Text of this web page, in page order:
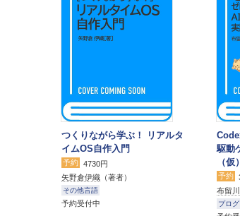
つくりながら学ぶ！ リアルタ
イムOS自作入門
予約 4730円
矢野倉伊織 （著者）
その他言語
予約受付中
駆動
（仮）
予約
布留
プロ